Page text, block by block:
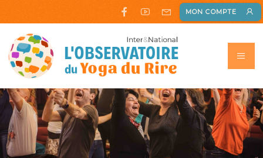
MON COMPTE